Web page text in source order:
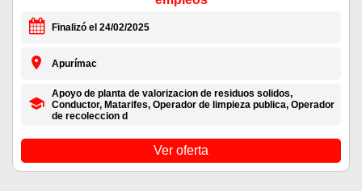
Finalizó el 24/02/2025
Apurímac
Apoyo de planta de valorizacion de residuos solidos,
Conductor, Matarifes, Operador de limpieza publica, Operador
de recoleccion d
Ver oferta